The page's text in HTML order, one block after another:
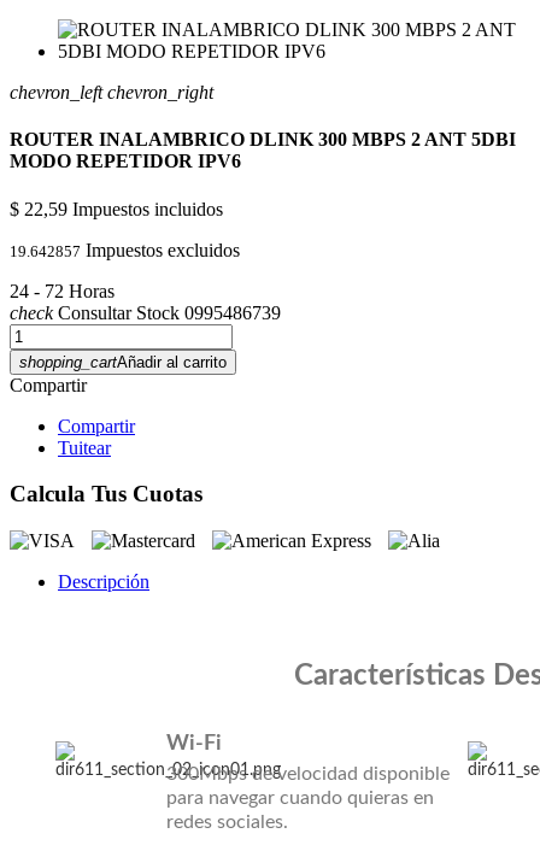
chevron_left chevron_right
ROUTER INALAMBRICO DLINK 300 MBPS 2 ANT 5DBI
MODO REPETIDOR IPV6
$ 22,59 Impuestos incluidos
19.642857 Impuestos excluidos
24 - 72 Horas
checkConsultar Stock 0995486739
shopping_cartAñadir al carrito
Compartir
Compartir
Tuitear
Calcula Tus Cuotas
Descripción
Características
Wi-Fi
300Mbps de velocidad disponible
para navegar cuando quieras en
redes sociales.